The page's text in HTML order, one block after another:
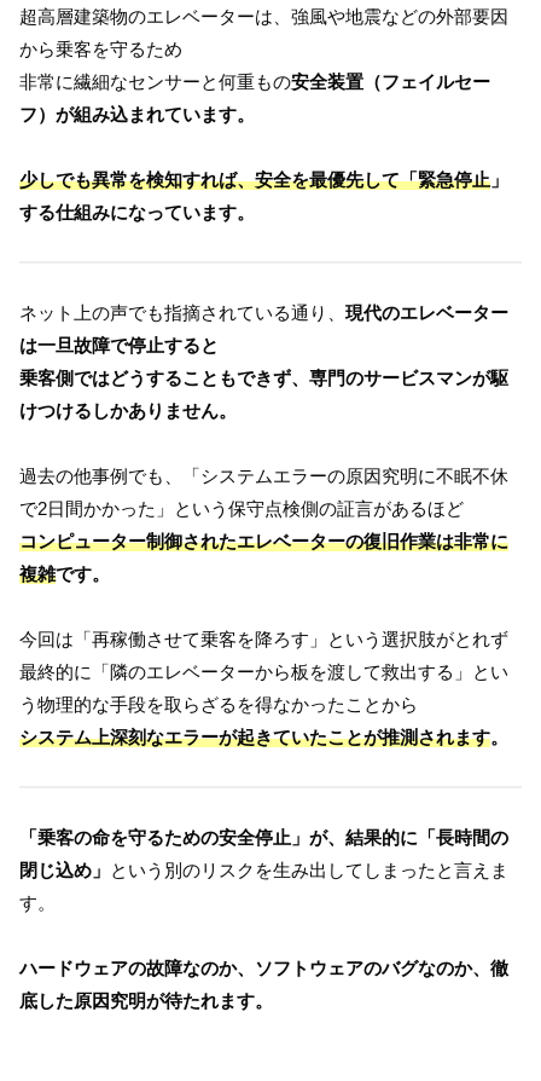
超高層建築物のエレベーターは、強風や地震などの外部要因
から乗客を守るため
非常に繊細なセンサーと何重もの安全装置（フェイルセー
フ）が組み込まれています。
少しでも異常を検知すれば、安全を最優先して「緊急停止 」
する仕組みになっています。
ネット上の声でも指摘されている通り、 現代のエレベーター
は一旦故障で停止すると
乗客側ではどうすることもできず、専門のサービスマンが駆
けつけるしかありません。
過去の他事例でも、「システムエラーの原因究明に不眠不休
で2日間かかった」という保守点検側の証言があるほど
コンピューター制御されたエレベーターの復旧作業は非常に
複雑です。
今回は「再稼働させて乗客を降ろす」という選択肢がとれず
最終的に「隣のエレベーターから板を渡して救出する」とい
う物理的な手段を取らざるを得なかったことから
システム上深刻なエラーが起きていたことが推測されます。
「乗客の命を守るための安全停止」が、結果的に「長時間の
閉じ込め」 という別のリスクを生み出してしまったと言えま
す。
ハードウェアの故障なのか、ソフトウェアのバグなのか、徹
底した原因究明が待たれます。